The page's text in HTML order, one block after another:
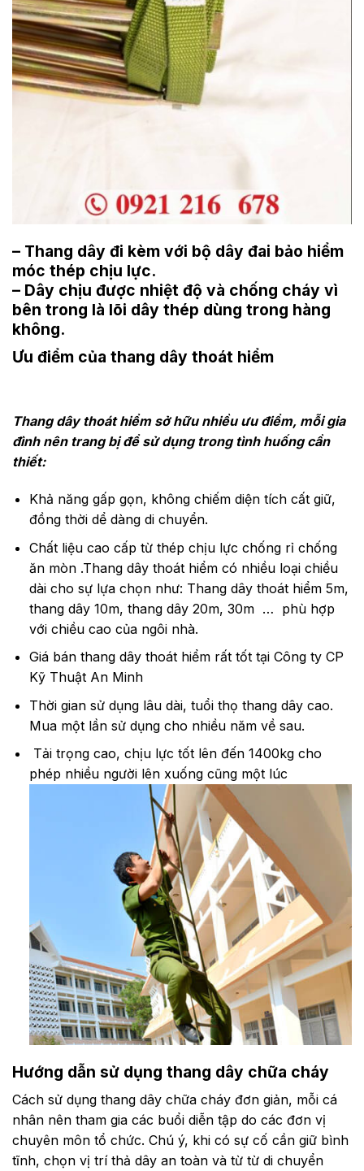
– Thang dây đi kèm với bộ dây đai bảo hiểm
móc thép chịu lực.
– Dây chịu được nhiệt độ và chống cháy vì
bên trong là lõi dây thép dùng trong hàng
không.
Ưu điểm của thang dây thoát hiểm
Thang dây thoát hiểm sở hữu nhiều ưu điểm, mỗi gia
đình nên trang bị để sử dụng trong tình huống cần
thiết:
Khả năng gấp gọn, không chiếm diện tích cất giữ,
đồng thời dể dàng di chuyển.
Chất liệu cao cấp từ thép chịu lực chống rỉ chống
ăn mòn .Thang dây thoát hiểm có nhiều loại chiều
dài cho sự lựa chọn như: Thang dây thoát hiểm 5m,
thang dây 10m, thang dây 20m, 30m … phù hợp
với chiều cao của ngôi nhà.
Giá bán thang dây thoát hiểm rất tốt tại Công ty CP
Kỹ Thuật An Minh
Thời gian sử dụng lâu dài, tuổi thọ thang dây cao.
Mua một lần sử dụng cho nhiều năm về sau.
Tải trọng cao, chịu lực tốt lên đến 1400kg cho
phép nhiều người lên xuống cũng một lúc
Hướng dẫn sử dụng thang dây chữa cháy
Cách sử dụng thang dây chữa cháy đơn giản, mỗi cá
nhân nên tham gia các buổi diễn tập do các đơn vị
chuyên môn tổ chức. Chú ý, khi có sự cố cần giữ bình
tĩnh, chọn vị trí thả dây an toàn và từ từ di chuyển